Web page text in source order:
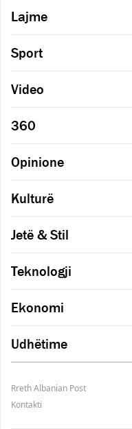
Lajme
Sport
Video
360
Opinione
Kulturë
Jetë & Stil
Teknologji
Ekonomi
Udhëtime
Rreth Albanian Post
Kontakti